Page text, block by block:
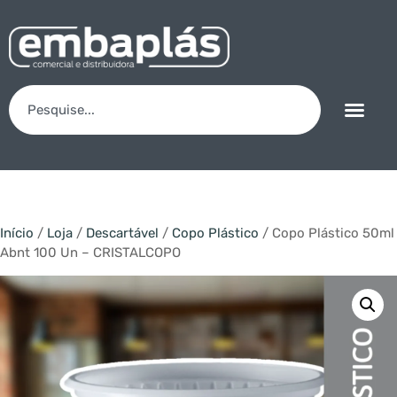
Início / Loja / Descartável / Copo Plástico / Copo Plástico 50ml
Abnt 100 Un – CRISTALCOPO